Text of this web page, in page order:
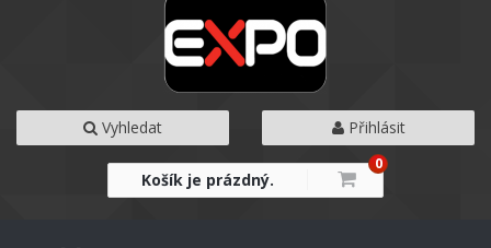
Vyhledat Přihlásit
Košík je prázdný.
0